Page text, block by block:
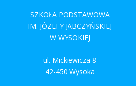
SZKOŁA PODSTAWOWA
IM. JÓZEFY JABCZYŃSKIEJ
W WYSOKIEJ
ul. Mickiewicza 8
42-450 Wysoka